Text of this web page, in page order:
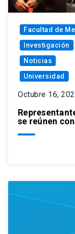
Facultad de
Investigación
Noticias
Universidad
Octubre 16,
se reúnen